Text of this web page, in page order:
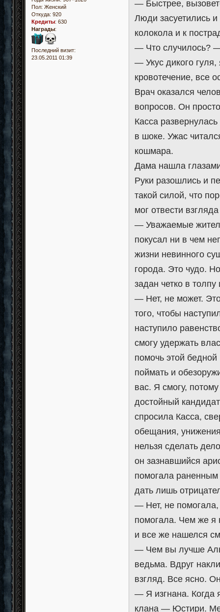
Пол: Женский
Откуда: 920
Кредиты: 630
Награды:
Последний визит:
23.05.2011 01:39
— Быстрее,
Люди засуетились и
колокола и к
— Что случилось?
— Укус дикого
кровотечение, все
Врач оказался
вопросов. Он
Касса
в шоке. Ужас
кошмара.
Дама нашла
Руки разошлись и
такой силой, что
мог отвести
— Уважаемые
покусал ни в чем
жизни невинного
города. Это чудо.
задан четко в
— Нет, не может.
того, чтобы
наступило
смогу удержать
помочь этой
поймать и
вас. Я смогу,
достойный
спросила Касса,
обещания,
нельзя сделать
он зазнавшийся
помогала
дать лишь
— Нет, не помогала,
помогала. Чем же я
и все же нашелся
— Чем вы лучше
ведьма. Вдруг
взгляд. Все ясно.
— Я изгнана. Когда
клана — Юстири.